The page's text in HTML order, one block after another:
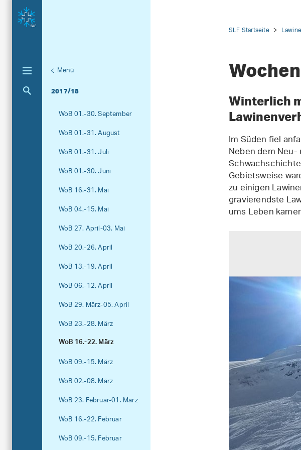
Unternavigation
Menü
2017/18
Aktuelle Navigation
WoB 01.-30. September
WoB 01.-31. August
WoB 01.-31. Juli
WoB 01.-30. Juni
WoB 16.-31. Mai
WoB 04.-15. Mai
WoB 27. April-03. Mai
WoB 20.-26. April
WoB 13.-19. April
WoB 06.-12. April
WoB 29. März-05. April
WoB 23.-28. März
WoB 16.-22. März
WoB 09.-15. März
WoB 02.-08. März
WoB 23. Februar-01. März
WoB 16.-22. Februar
WoB 09.-15. Februar
SLF Startseite
Winterlich
Im Süden fiel
Neben dem
Gebietsweise
zu einigen
gravierendste
ums Leben